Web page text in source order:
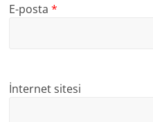
E-posta*
İnternet sitesi